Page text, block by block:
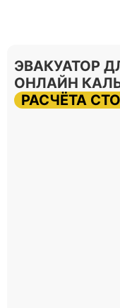
ЭВАКУАТОР
ОНЛАЙН
РАСЧЁТА